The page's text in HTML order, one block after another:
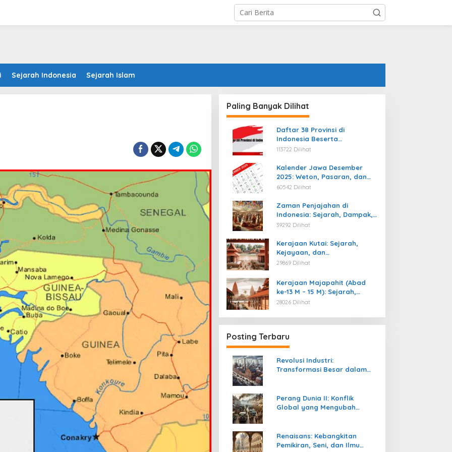
Sejarah Indonesia Sejarah Islam
Paling Banyak Dilihat
Daftar 38 Provinsi di
Indonesia Beserta
Ibukotanya Terbaru
113722 Dilihat
Kalender Jawa Desember
2025: Weton, Pasaran, dan
Hari Baik
60542 Dilihat
Zaman Penjajahan di
Indonesia: Sejarah, Dampak,
dan Perjuangan Menuju
39292 Dilihat
Kerajaan Kutai: Sejarah,
Kejayaan, dan
Peninggalannya (Abad ke-4
29869 Dilihat
Kerajaan Majapahit (Abad
ke-13 M – 15 M): Sejarah,
Kejayaan, dan
28026 Dilihat
Posting Terbaru
Revolusi Industri:
Transformasi Besar dalam
Perang Dunia II: Konflik
Global yang Mengubah
Renaisans: Kebangkitan
Pemikiran, Seni, dan Ilmu